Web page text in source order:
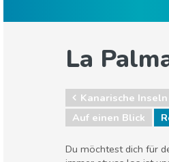
La
Kanarische Inseln
Auf einen Blick
Du möchtest dich für